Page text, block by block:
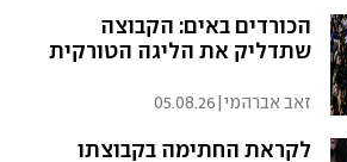
הכורדים באים: הקבוצה
שתדליק את הליגה הטורקית
זאב אברהמי|
05.08.26
לקראת החתימה בקבוצתו